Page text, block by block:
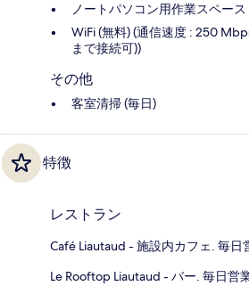
ノートパソコン用作業スペース
WiFi (無料) (通信速度 : 250
まで接続可))
その他
客室清掃 (毎日)
特徴
レストラン
Café Liautaud - 施設内カフェ. 毎日
Le Rooftop Liautaud - バー. 毎日営